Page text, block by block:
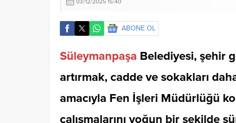
03/12/2025 15:40
ABONE OL
Süleymanpaşa Belediyesi, şehir
artırmak, cadde ve sokakları
amacıyla Fen İşleri Müdürlüğü
çalışmalarını yoğun bir şekilde